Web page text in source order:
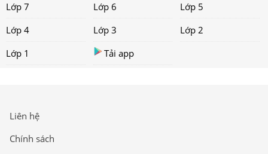
Lớp 7
Lớp 6
Lớp 5
Lớp 4
Lớp 3
Lớp 2
Lớp 1
Tải app
Liên hệ
Chính sách